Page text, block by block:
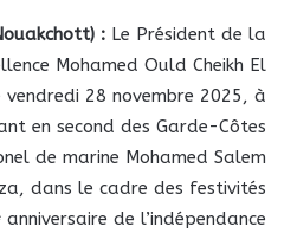
: Le Président de la
Mohamed Ould Cheikh El
vendredi 28 novembre 2025, à
en second des Garde-Côtes
de marine Mohamed Salem
dans le cadre des festivités
de l’indépendance